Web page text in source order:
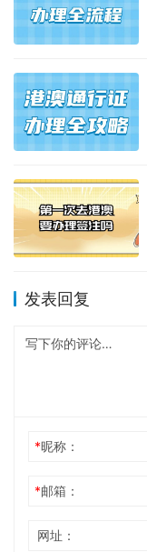
发表回复
*昵称：
*邮箱：
网址：